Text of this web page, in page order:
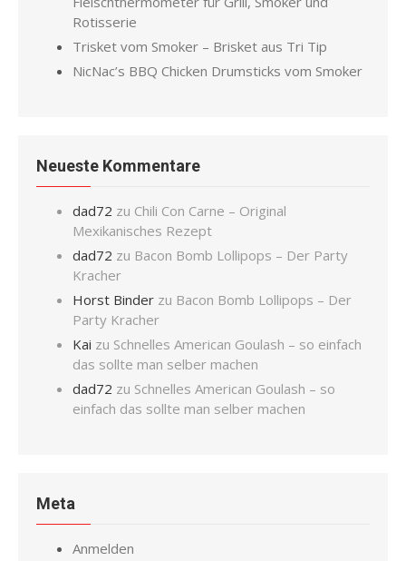
Rotisserie
Trisket vom Smoker – Brisket aus Tri Tip
NicNac’s BBQ Chicken Drumsticks vom Smoker
Neueste Kommentare
dad72 zu Chili Con Carne – Original
Mexikanisches Rezept
dad72 zu Bacon Bomb Lollipops – Der Party
Kracher
Horst Binder zu Bacon Bomb Lollipops – Der
Party Kracher
Kai zu Schnelles American Goulash – so einfach
das sollte man selber machen
dad72 zu Schnelles American Goulash – so
einfach das sollte man selber machen
Meta
Anmelden